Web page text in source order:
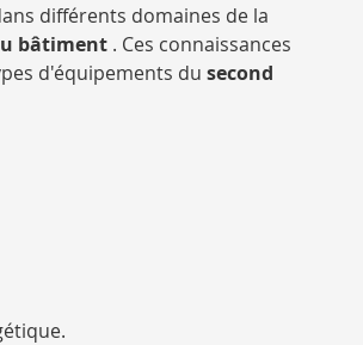
différents domaines de la
bâtiment . Ces connaissances
d'équipements du second